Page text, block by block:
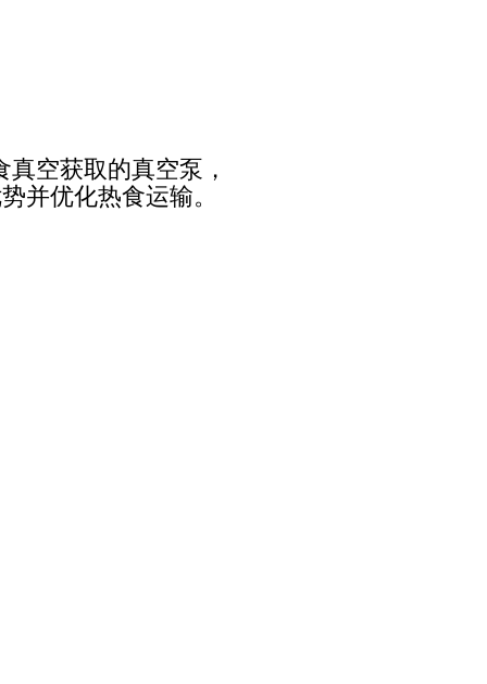
空获取的真空泵，
并优化热食运输。